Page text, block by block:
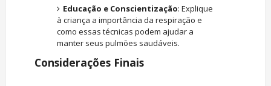
Educação e Conscientização: Explique
à criança a importância da respiração e
como essas técnicas podem ajudar a
manter seus pulmões saudáveis.
Considerações Finais